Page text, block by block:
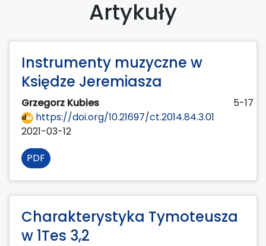
Artykuły
Instrumenty muzyczne w
Księdze Jeremiasza
Grzegorz Kubies
5-17
https://doi.org/10.21697/ct.2014.84.3.01
2021-03-12
PDF
Charakterystyka Tymoteusza
w 1Tes 3,2